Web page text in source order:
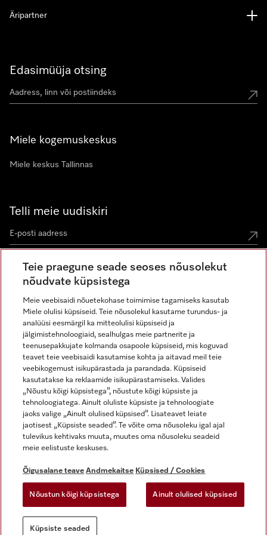
Edasimüüja otsing
Miele kogemuskeskus
Miele keskus Tallinnas
Telli meie uudiskiri
Äripartner
Õigusalane teave
Üldtingimused
Andmekaitse
Kasutustingimused
Digiteenuste seadus
Küpsiste seaded
Miele Instagramis
Miele Facebookis
Miele Youtube'is
Teie praegune seade seoses nõusolekut
nõudvate küpsistega
Meie veebisaidi nõuetekohase toimimise tagamiseks kasutab
Miele olulisi küpsiseid. Teie nõusolekul kasutame turundus- ja
analüüsi eesmärgil ka mitteolulisi küpsiseid ja
jälgimistehnoloogiaid, sealhulgas meie partnerite ja
teenusepakkujate kolmanda osapoole küpsiseid, mis koguvad
teavet teie veebisaidi kasutamise kohta ja aitavad meil teie
veebikogemust isikupärastada ja parandada. Küpsiseid
kasutatakse ka reklaamide isikupärastamiseks. Valides
„Nõustu kõigi küpsistega”, nõustute kõigi küpsiste ja
tehnoloogiatega. Ainult oluliste küpsiste ja tehnoloogiate
jaoks valige „Ainult olulised küpsised”. Lisateavet leiate
jaotisest „Küpsiste seaded”. Te võite oma nõusoleku igal ajal
tulevikus kehtivaks muuta, muutes oma nõusoleku seadeid
meie eelistuste keskuses.
Õigusalane teave Andmekaitse Küpsised / Cookies
Nõustun kõigi küpsistega Ainult olulised küpsised
Küpsiste seaded